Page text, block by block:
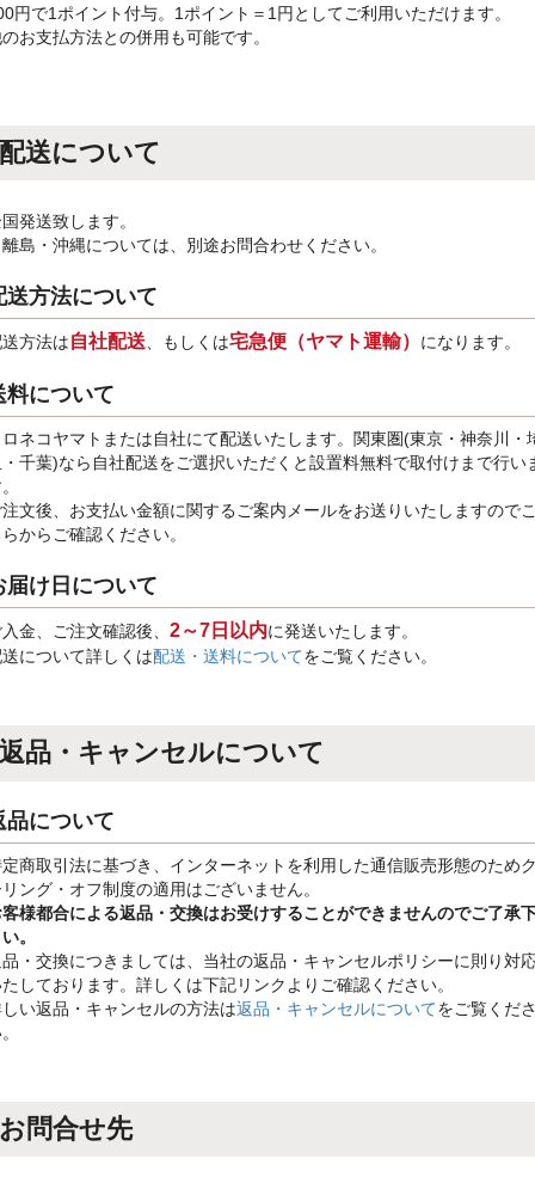
円で1ポイント付与。1ポイント＝1円としてご利用いただけます。
お支払方法との併用も可能です。
配送について
発送致します。
島・沖縄については、別途お問合わせください。
送方法について
方法は自社配送、もしくは宅急便（ヤマト運輸） になります。
料について
ネコヤマトまたは自社にて配送いたします。関東圏(東京・神奈川・
千葉)なら自社配送をご選択いただくと設置料無料で取付けまで行い
文後、お支払い金額に関するご案内メールをお送りいたしますので
からご確認ください。
届け日について
金、ご注文確認後、 2～7日以内に発送いたします。
について詳しくは配送・送料についてをご覧ください。
返品・キャンセルについて
品について
商取引法に基づき、インターネットを利用した通信販売形態のため
ング・オフ制度の適用はございません。
様都合による返品・交換はお受けすることができませんのでご了承
。
・交換につきましては、当社の返品・キャンセルポリシーに則り対
しております。詳しくは下記リンクよりご確認ください。
い返品・キャンセルの方法は返品・キャンセルについてをご覧くだ
お問合せ先